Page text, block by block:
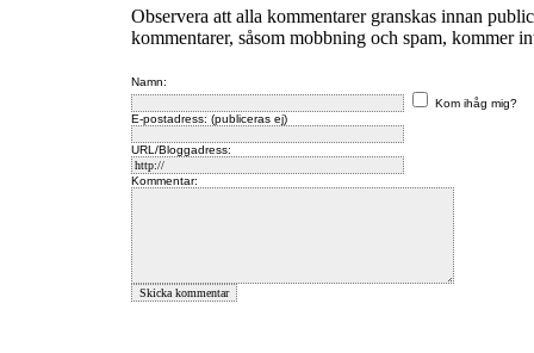
Observera att alla kommentarer granskas innan
kommentarer, såsom mobbning och spam, kommer
Namn:
Kom ihåg mig?
E-postadress: (publiceras ej)
URL/Bloggadress:
Kommentar: